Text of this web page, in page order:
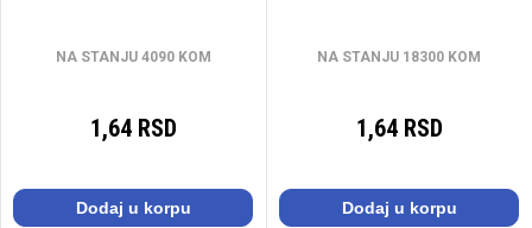
NA STANJU 4090 KOM
1,64 RSD
Dodaj u korpu
NA STANJU 18300 KOM
1,64 RSD
Dodaj u korpu